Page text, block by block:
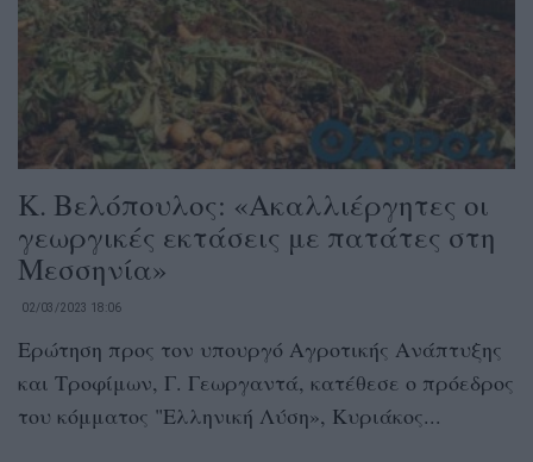
Κ. Βελόπουλος: «Ακαλλιέργητες οι
γεωργικές εκτάσεις με πατάτες στη
Μεσσηνία»
02/03/2023 18:06
Ερώτηση προς τον υπουργό Αγροτικής Ανάπτυξης
και Τροφίμων, Γ. Γεωργαντά, κατέθεσε ο πρόεδρος
του κόμματος "Ελληνική Λύση», Κυριάκος...